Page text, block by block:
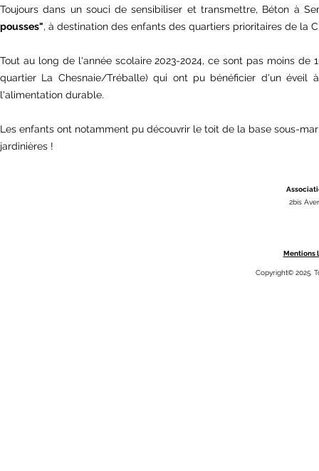
Toujours dans un souci de sensibiliser et transmettre, Béton à
pousses", à destination des enfants des quartiers prioritaires de la
Tout au long de l'année scolaire 2023-2024, ce sont pas moins
quartier La Chesnaie/Tréballe) qui ont pu bénéficier d'un
l'alimentation durable.
Les enfants ont notamment pu découvrir le toit de la base sous-
jardinières !
2bis
Mentions
Copyright© 2025.